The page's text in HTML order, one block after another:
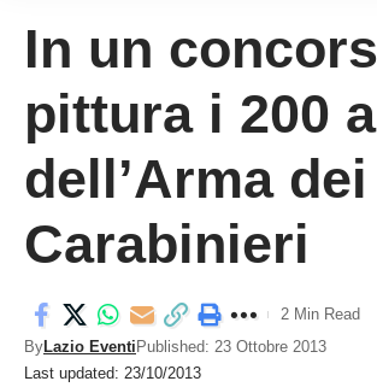
In un
pittura i 200
dell’Arma dei
Carabinieri
Last updated: 23/10/2013
ByLazio Eventi Published: 23 Ottobre 2013
2 Min Read